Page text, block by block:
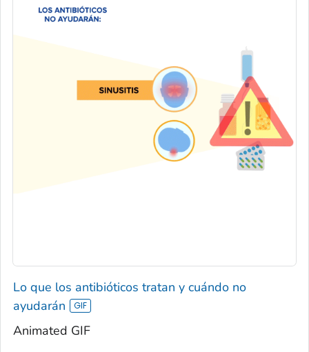
Lo que los antibióticos tratan y cuándo no
ayudarán
Animated GIF